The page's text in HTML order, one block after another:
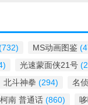
MS动画图鉴
光速蒙面侠21号
北斗神拳 (294)
名
南 普通话 (860)